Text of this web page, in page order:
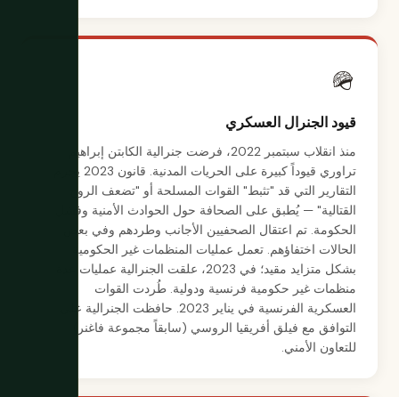
🪖
قيود الجنرال العسكري
منذ انقلاب سبتمبر 2022، فرضت جنرالية الكابتن إبراهيم
تراوري قيوداً كبيرة على الحريات المدنية. قانون 2023 يجرم
التقارير التي قد "تثبط" القوات المسلحة أو "تضعف الروح
القتالية" — يُطبق على الصحافة حول الحوادث الأمنية وفشل
الحكومة. تم اعتقال الصحفيين الأجانب وطردهم وفي بعض
الحالات اختفاؤهم. تعمل عمليات المنظمات غير الحكومية
بشكل متزايد مقيد؛ في 2023، علقت الجنرالية عمليات عدة
منظمات غير حكومية فرنسية ودولية. طُردت القوات
العسكرية الفرنسية في يناير 2023. حافظت الجنرالية على
التوافق مع فيلق أفريقيا الروسي (سابقاً مجموعة فاغنر)
للتعاون الأمني.